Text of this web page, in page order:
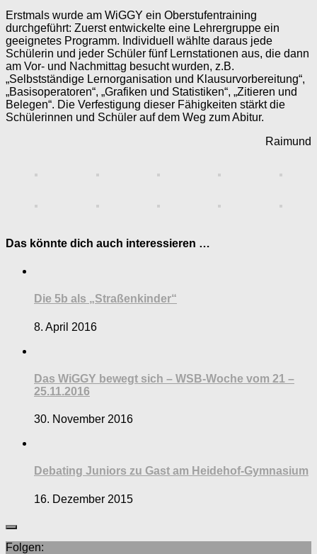
Erstmals wurde am WiGGY ein Oberstufentraining
durchgeführt: Zuerst entwickelte eine Lehrergruppe ein
geeignetes Programm. Individuell wählte daraus jede
Schülerin und jeder Schüler fünf Lernstationen aus, die dann
am Vor- und Nachmittag besucht wurden, z.B.
„Selbstständige Lernorganisation und Klausurvorbereitung“,
„Basisoperatoren“, „Grafiken und Statistiken“, „Zitieren und
Belegen“. Die Verfestigung dieser Fähigkeiten stärkt die
Schülerinnen und Schüler auf dem Weg zum Abitur.
Raimund
Das könnte dich auch interessieren …
Die 5b als „Straßenkinder“
8. April 2016
Das WiGGY bewegt sich – WSB-Woche vom 21 –
25.11.2016
30. November 2016
Debating Juniors zu Gast am Heidehof-Gymnasium
16. Dezember 2015
Folgen: